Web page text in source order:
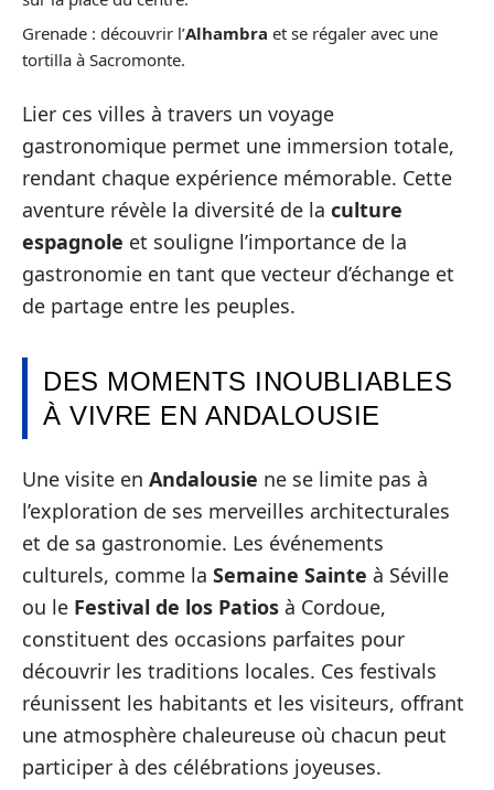
Grenade : découvrir l’Alhambra et se régaler avec une
tortilla à Sacromonte.
Lier ces villes à travers un voyage
gastronomique permet une immersion totale,
rendant chaque expérience mémorable. Cette
aventure révèle la diversité de la culture
espagnole et souligne l’importance de la
gastronomie en tant que vecteur d’échange et
de partage entre les peuples.
DES MOMENTS INOUBLIABLES
À VIVRE EN ANDALOUSIE
Une visite en Andalousie ne se limite pas à
l’exploration de ses merveilles architecturales
et de sa gastronomie. Les événements
culturels, comme la Semaine Sainte à Séville
ou le Festival de los Patios à Cordoue,
constituent des occasions parfaites pour
découvrir les traditions locales. Ces festivals
réunissent les habitants et les visiteurs, offrant
une atmosphère chaleureuse où chacun peut
participer à des célébrations joyeuses.